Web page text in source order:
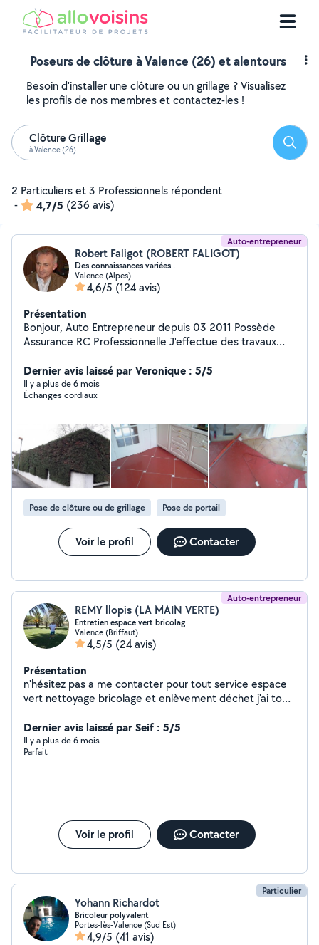
Poseurs de clôture à Valence (26) et alentours
Besoin d'installer une clôture ou un grillage ? Visualisez
les profils de nos membres et contactez-les !
Clôture Grillage
à Valence (26)
2 Particuliers et 3 Professionnels répondent
-
4,7/5 (236 avis)
Auto-entrepreneur
Robert Faligot (ROBERT FALIGOT)
Des connaissances variées .
Valence (Alpes)
4,6/5 (124 avis)
Présentation
Bonjour, Auto Entrepreneur depuis 03 2011 Possède
Assurance RC Professionnelle J'effectue des travaux
Dépannage Entretien Maintenance,Création et Design.
Qui concerne La maison, Espace vert,Mécanique en
tout genre Pour davantage d'informations merci de me
Dernier avis laissé par Veronique : 5/5
Il y a plus de 6 mois
Échanges cordiaux
Pose de clôture ou de grillage Pose de portail
Voir le profil Contacter
Auto-entrepreneur
REMY llopis (LA MAIN VERTE)
Entretien espace vert bricolag
Valence (Briffaut)
4,5/5 (24 avis)
Présentation
n'hésitez pas a me contacter pour tout service espace
vert nettoyage bricolage et enlèvement déchet j'ai tout
déplacement et devis gratuit je me déplace pour du
petit bricolage je me déplace aussi pour de l'évacuation
de déchet débarrasse encombrant a petit prix
seulement quand les travaux sont terminés et validé par
le client tarifs compétitif. besoin de conseil pour des
Dernier avis laissé par Seif : 5/5
Il y a plus de 6 mois
Parfait
Voir le profil Contacter
Particulier
Yohann Richardot
Bricoleur polyvalent
Portes-lès-Valence (Sud Est)
4,9/5 (41 avis)